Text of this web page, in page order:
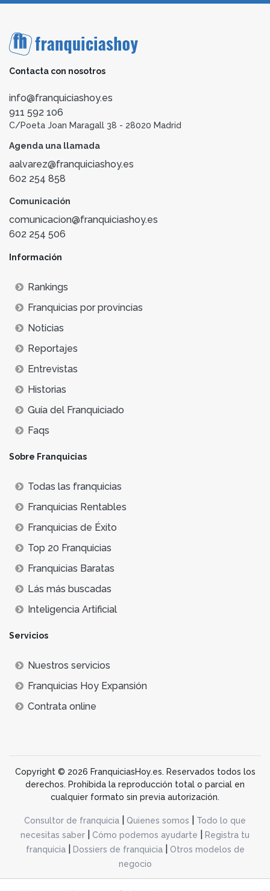
Contacta con nosotros
info@franquiciashoy.es
911 592 106
C/Poeta Joan Maragall 38 - 28020 Madrid
Agenda una llamada
aalvarez@franquiciashoy.es
602 254 858
Comunicación
comunicacion@franquiciashoy.es
602 254 506
Información
Rankings
Franquicias por provincias
Noticias
Reportajes
Entrevistas
Historias
Guía del Franquiciado
Faqs
Sobre Franquicias
Todas las franquicias
Franquicias Rentables
Franquicias de Éxito
Top 20 Franquicias
Franquicias Baratas
Lás más buscadas
Inteligencia Artificial
Servicios
Nuestros servicios
Franquicias Hoy Expansión
Contrata online
Copyright © 2026 FranquiciasHoy.es. Reservados todos los
derechos. Prohibida la reproducción total o parcial en
cualquier formato sin previa autorización.
Consultor de franquicia Quienes somos
Todo lo que
necesitas saber
Cómo podemos ayudarte
Registra tu
franquicia| Dossiers de franquicia|
Otros modelos de
negocio